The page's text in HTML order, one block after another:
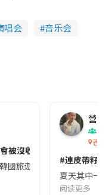
唱会
音乐会
被沒收😱出發前切記檢查
韓國旅遊的民眾，近期要
營養
香港
#連皮帶籽
夏天其中一
阅读更多